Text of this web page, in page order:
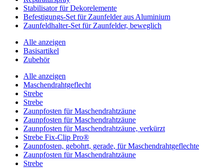
Stabilisator für Dekorelemente
Befestigungs-Set für Zaunfelder aus Aluminium
Zaunfeldhalter-Set für Zaunfelder, beweglich
Alle anzeigen
Basisartikel
Zubehör
Alle anzeigen
Maschendrahtgeflecht
Strebe
Strebe
Zaunpfosten für Maschendrahtzäune
Zaunpfosten für Maschendrahtzäune
Zaunpfosten für Maschendrahtzäune, verkürzt
Strebe Fix-Clip Pro®
Zaunpfosten, gebohrt, gerade, für Maschendrahtgeflechte
Zaunpfosten für Maschendrahtzäune
Strebe